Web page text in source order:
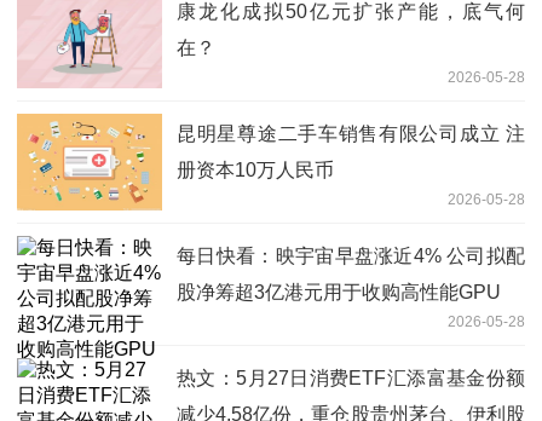
康龙化成拟50亿元扩张产能，底气何
在？
2026-05-28
昆明星尊途二手车销售有限公司成立 注
册资本10万人民币
2026-05-28
每日快看：映宇宙早盘涨近4% 公司拟配
股净筹超3亿港元用于收购高性能GPU
2026-05-28
热文：5月27日消费ETF汇添富基金份额
减少4.58亿份，重仓股贵州茅台、伊利股